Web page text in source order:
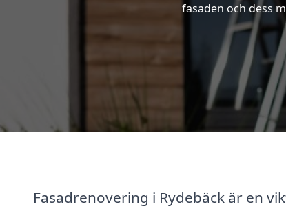
fasaden och dess
Fasadrenovering i Rydebäck är en